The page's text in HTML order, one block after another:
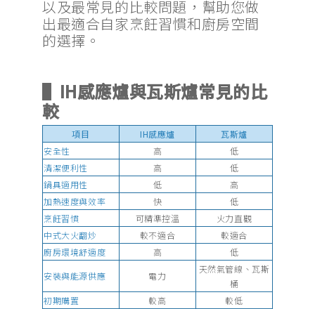
以及最常見的比較問題，幫助您做
出最適合自家烹飪習慣和廚房空間
的選擇。
▌IH感應爐與瓦斯爐常見的比
較
項目 IH感應爐
瓦斯爐
安全性
高
低
清潔便利性
高
低
鍋具適用性
低
高
加熱速度與效率
快
低
烹飪習慣
可精準控溫
火力直觀
中式大火翻炒
較不適合
較適合
廚房環境舒適度
高
低
安裝與能源供應
電力
天然氣管線、瓦斯
桶
初期購置
較高
較低